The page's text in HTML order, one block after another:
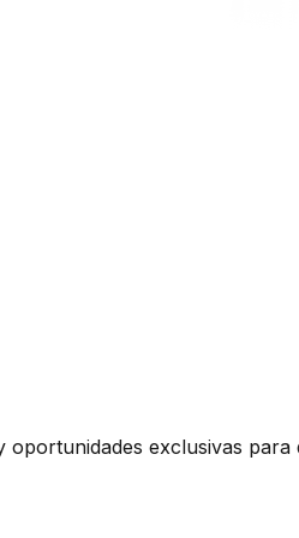
exclusivas para